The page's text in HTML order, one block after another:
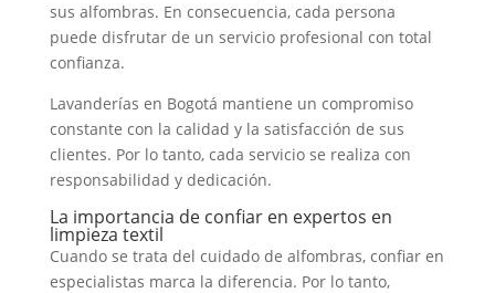
sus alfombras. En consecuencia, cada persona
puede disfrutar de un servicio profesional con total
confianza.
Lavanderías en Bogotá mantiene un compromiso
constante con la calidad y la satisfacción de sus
clientes. Por lo tanto, cada servicio se realiza con
responsabilidad y dedicación.
La importancia de confiar en expertos en
limpieza textil
Cuando se trata del cuidado de alfombras, confiar en
especialistas marca la diferencia. Por lo tanto,